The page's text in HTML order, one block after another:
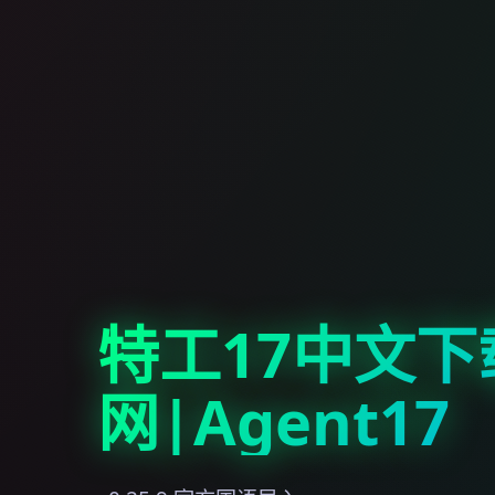
特工17中文
网|Agent17